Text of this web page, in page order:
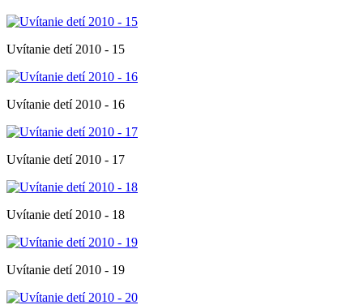
Uvítanie detí 2010 - 15
Uvítanie detí 2010 - 16
Uvítanie detí 2010 - 17
Uvítanie detí 2010 - 18
Uvítanie detí 2010 - 19